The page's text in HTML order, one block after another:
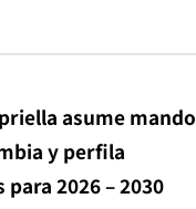
asume mando
y perfila
2026 – 2030